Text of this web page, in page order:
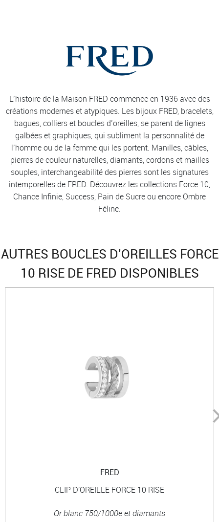
L’histoire de la Maison FRED commence en 1936 avec des
créations modernes et atypiques. Les bijoux FRED, bracelets,
bagues, colliers et boucles d’oreilles, se parent de lignes
galbées et graphiques, qui subliment la personnalité de
l’homme ou de la femme qui les portent. Manilles, câbles,
pierres de couleur naturelles, diamants, cordons et mailles
souples, interchangeabilité des pierres sont les signatures
intemporelles de FRED. Découvrez les collections Force 10,
Chance Infinie, Success, Pain de Sucre ou encore Ombre
Féline.
AUTRES BOUCLES D'OREILLES FORCE
10 RISE DE FRED DISPONIBLES
FRED
CLIP D'OREILLE FORCE 10 RISE
Or blanc 750/1000e et diamants